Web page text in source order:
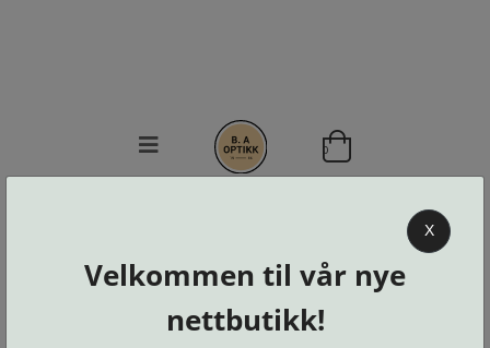
KONTAKT
BESTILL
0
X
Velkommen til vår nye
nettbutikk!